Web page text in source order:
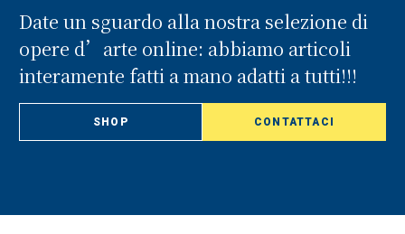
Date un sguardo alla nostra selezione di
opere d’arte online: abbiamo articoli
interamente fatti a mano adatti a tutti!!!
SHOP CONTATTACI